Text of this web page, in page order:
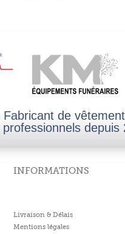
Fabricant de
professionnels depuis
INFORMATIONS
Livraison & Délais
Mentions légales